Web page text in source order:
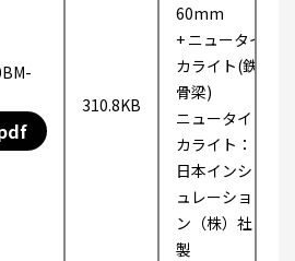
310.8KB
60mm
+ ニュータイ
カライト(鉄
骨梁)
ニュータイ
カライト：
日本インシ
ュレーショ
ン（株）社
製